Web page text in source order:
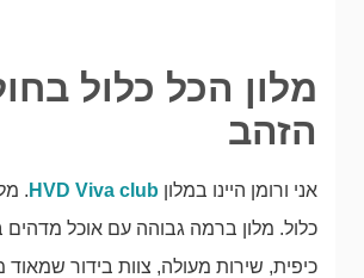
מלון הכל כלול
הזהב
אני ורומן היינו במלון HVD Viva club
כלול. מלון ברמה גבוהה עם אוכל מדהים
כיפית, שירות מעולה, צוות בידור שמאוד